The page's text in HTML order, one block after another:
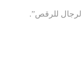
للرقص”.